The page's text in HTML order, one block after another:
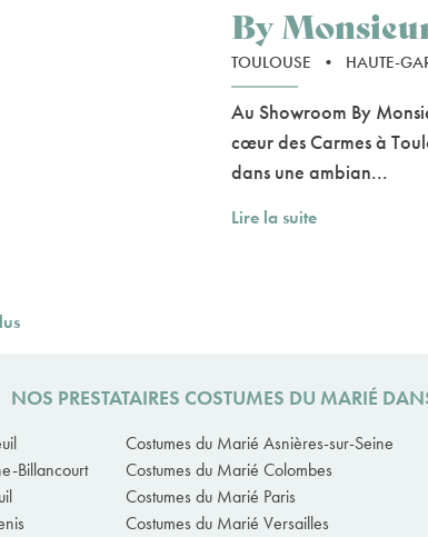
By
TOULOUSE • HAUTE-
Au Showroom By
cœur des Carmes à
dans une ambian...
Lire la suite
NOS PRESTATAIRES COSTUMES DU MARIÉ
Costumes du Marié Asnières-sur-Seine
Billancourt
Costumes du Marié Colombes
Costumes du Marié Paris
Costumes du Marié Versailles